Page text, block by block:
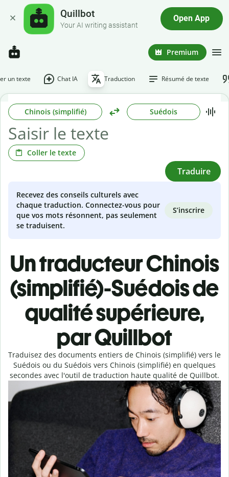
Quillbot
Your AI writing assistant
Open App
Premium
un texte Chat IA Traduction Résumé de texte
Chinois (simplifié) Suédois
Coller le texte
Traduire
Recevez des conseils culturels avec
chaque traduction. Connectez-vous pour
que vos mots résonnent, pas seulement
se traduisent.
S’inscrire
Un traducteur Chinois
(simplifié)-Suédois de
qualité supérieure,
par Quillbot
Traduisez des documents entiers de Chinois (simplifié) vers le
Suédois ou du Suédois vers Chinois (simplifié) en quelques
secondes avec l'outil de traduction haute qualité de Quillbot.